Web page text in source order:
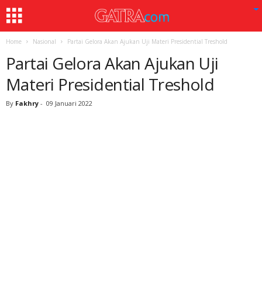
Home Nasional Partai Gelora Akan Ajukan Uji Materi Presidential Treshold
Partai Gelora Akan Ajukan Uji
Materi Presidential Treshold
By Fakhry - 09 Januari 2022